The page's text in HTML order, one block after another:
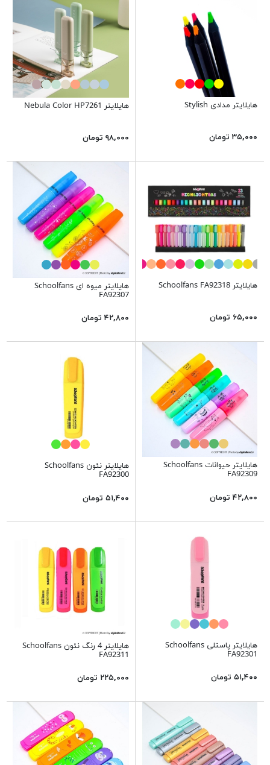
هایلایتر مدادی Stylish
۳۵,۰۰۰ تومان
هایلایتر Nebula Color HP7261
۹۸,۰۰۰ تومان
هایلایتر Schoolfans FA92318
۶۵,۰۰۰ تومان
هایلایتر میوه ای Schoolfans
FA92307
۴۲,۸۰۰ تومان
هایلایتر حیوانات Schoolfans
FA92309
۴۲,۸۰۰ تومان
هایلایتر نئون Schoolfans
FA92300
۵۱,۴۰۰ تومان
هایلایتر پاستلی Schoolfans
FA92301
۵۱,۴۰۰ تومان
هایلایتر 4 رنگ نئون Schoolfans
FA92311
۲۲۵,۰۰۰ تومان